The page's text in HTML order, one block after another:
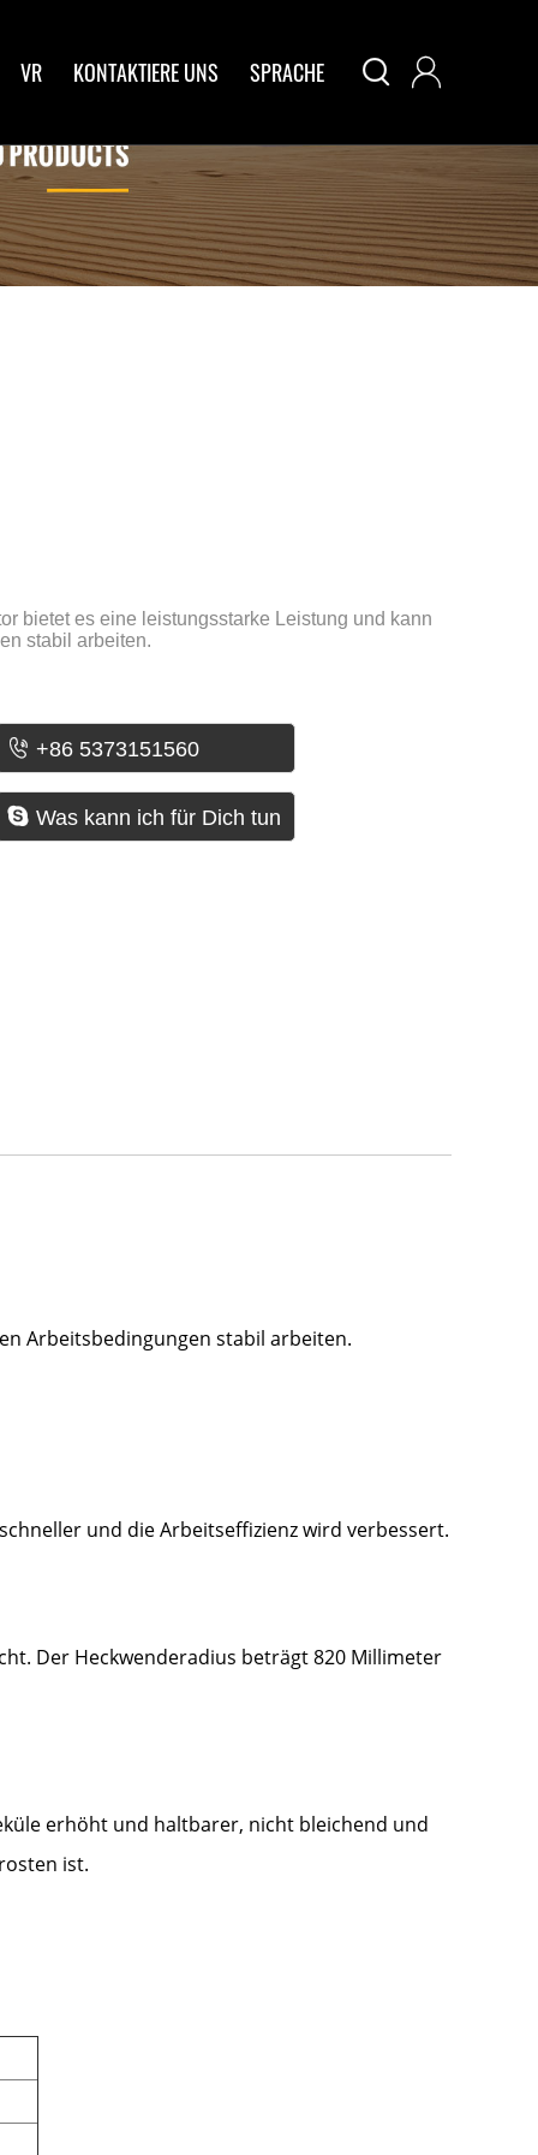
VR KONTAKTIERE UNS SPRACHE  
bietet es eine leistungsstarke Leistung und kann
stabil arbeiten.
 +86 5373151560
 Was kann ich für Dich tun
Arbeitsbedingungen stabil arbeiten.
und die Arbeitseffizienz wird verbessert.
Der Heckwenderadius beträgt 820 Millimeter
erhöht und haltbarer, nicht bleichend und
ist.